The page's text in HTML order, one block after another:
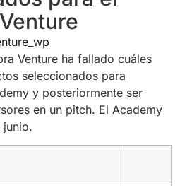
Venture ha fallado cuáles
seleccionados para
y posteriormente ser
en un pitch. El Academy
junio.